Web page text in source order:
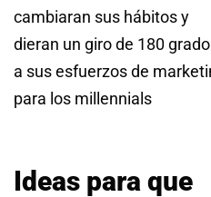
cambiaran sus hábitos y
dieran un giro de 180
a sus esfuerzos de
para los millennials
Ideas para que